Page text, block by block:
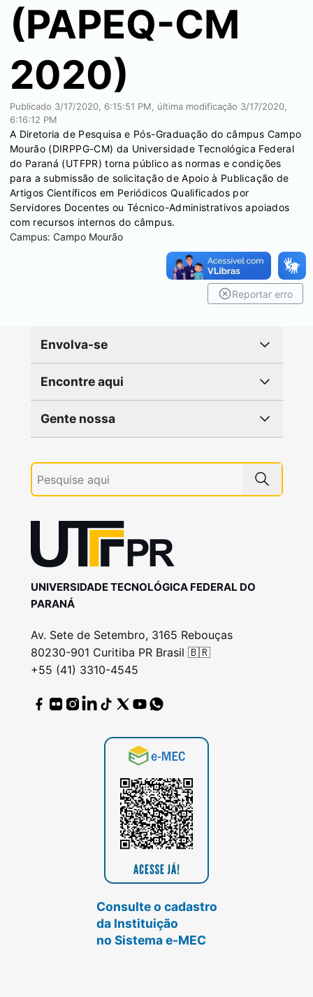
(PAPEQ-CM
2020)
Publicado 3/17/2020, 6:15:51 PM , última modificação 3/17/2020,
6:16:12 PM
A Diretoria de Pesquisa e Pós-Graduação do câmpus Campo
Mourão (DIRPPG-CM) da Universidade Tecnológica Federal
do Paraná (UTFPR) torna público as normas e condições
para a submissão de solicitação de Apoio à Publicação de
Artigos Científicos em Periódicos Qualificados por
Servidores Docentes ou Técnico-Administrativos apoiados
com recursos internos do câmpus.
Campus: Campo Mourão
Reportar erro
Envolva-se
Encontre aqui
Gente nossa
UNIVERSIDADE TECNOLÓGICA FEDERAL DO
PARANÁ
Av. Sete de Setembro, 3165 Rebouças
80230-901 Curitiba PR Brasil 🇧🇷
+55 (41) 3310-4545
Consulte o cadastro
da Instituição
no Sistema e-MEC